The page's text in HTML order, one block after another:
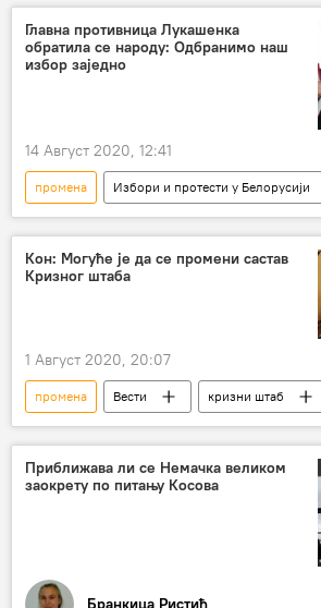
погром
национални
понос
Главна противница Лукашенка
обратила се народу: Одбранимо наш
избор заједно
14 Август 2020, 12:41
промена
Избори и протести у Белорусији
Свет
Вести
присталице
одбрана
избори
Европа
Кон: Могуће је да се промени састав
Кризног штаба
1 Август 2020, 20:07
промена Вести кризни штаб
Приближава ли се Немачка великом
заокрету по питању Косова
Бранкица Ристић